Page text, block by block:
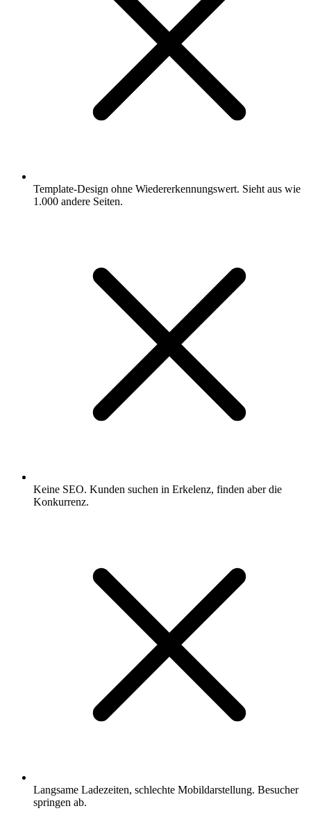
Template-Design ohne Wiedererkennungswert. Sieht aus wie
1.000 andere Seiten.
Keine SEO. Kunden suchen in Erkelenz, finden aber die
Konkurrenz.
Langsame Ladezeiten, schlechte Mobildarstellung. Besucher
springen ab.